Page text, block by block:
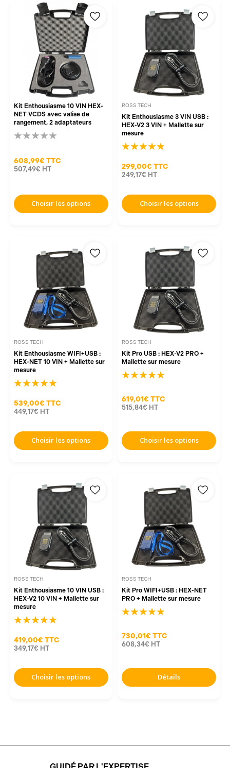
Kit Enthousiasme 10 VIN HEX-
NET VCDS avec valise de
rangement, 2 adaptateurs
608,99€ TTC
507,49€ HT
Choisir les options
ROSS TECH
Kit Enthousiasme 3 VIN USB :
HEX-V2 3 VIN + Mallette sur
mesure
299,00€ TTC
249,17€ HT
Choisir les options
ROSS TECH
Kit Enthousiasme WIFI+USB :
HEX-NET 10 VIN + Mallette sur
mesure
539,00€ TTC
449,17€ HT
Choisir les options
ROSS TECH
Kit Pro USB : HEX-V2 PRO +
Mallette sur mesure
619,01€ TTC
515,84€ HT
Choisir les options
ROSS TECH
Kit Enthousiasme 10 VIN USB :
HEX-V2 10 VIN + Mallette sur
mesure
419,00€ TTC
349,17€ HT
Choisir les options
ROSS TECH
Kit Pro WIFI+USB : HEX-NET
PRO + Mallette sur mesure
730,01€ TTC
608,34€ HT
Détails